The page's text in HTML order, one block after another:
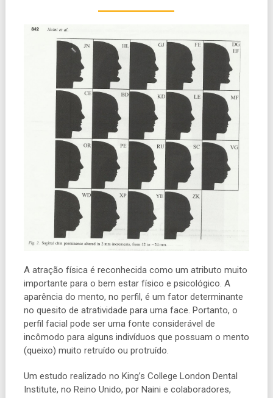
A atração física é reconhecida como um atributo muito
importante para o bem estar físico e psicológico. A
aparência do mento, no perfil, é um fator determinante
no quesito de atratividade para uma face. Portanto, o
perfil facial pode ser uma fonte considerável de
incômodo para alguns indivíduos que possuam o mento
(queixo) muito retruído ou protruído.
Um estudo realizado no King’s College London Dental
Institute, no Reino Unido, por Naini e colaboradores,